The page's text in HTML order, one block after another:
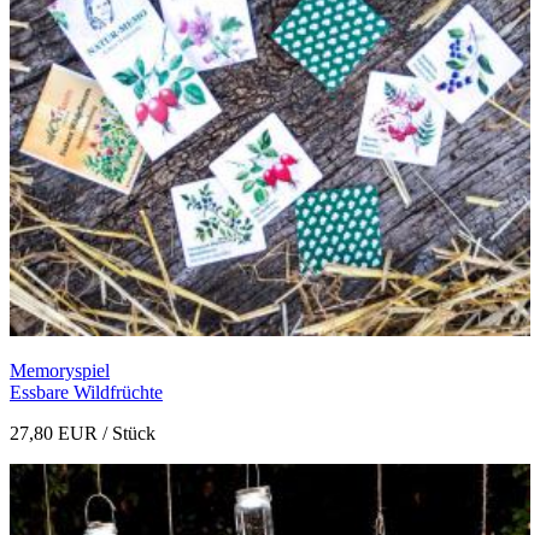
Memoryspiel
Essbare Wildfrüchte
27,80 EUR / Stück